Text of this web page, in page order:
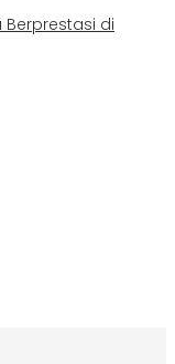
Berprestasi di